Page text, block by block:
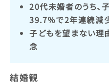
20代未婚者のうち、
39.7％で2年連続減
子どもを望まない理
念
結婚観